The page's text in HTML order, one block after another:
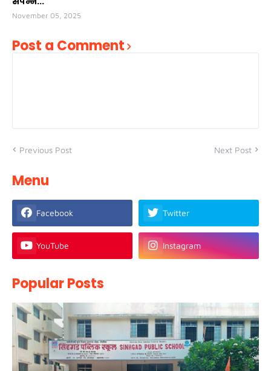
November 05, 2025
Post a Comment
Previous Post Next Post
Menu
Facebook Twitter
YouTube Instagram
Popular Posts